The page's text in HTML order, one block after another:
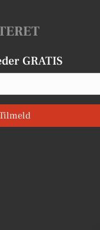
GRATIS